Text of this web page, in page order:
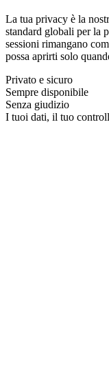
La tua privacy è la
standard globali per la
sessioni rimangano
possa aprirti solo
Privato e sicuro
Sempre disponibile
Senza giudizio
I tuoi dati, il tuo